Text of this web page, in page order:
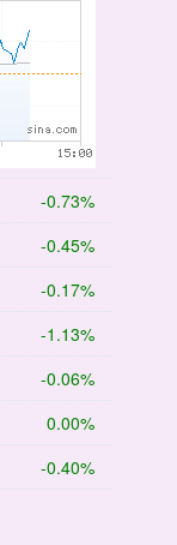
-0.73%
-0.45%
-0.17%
-1.13%
-0.06%
0.00%
-0.40%